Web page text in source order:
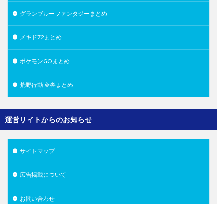
グランブルーファンタジーまとめ
メギド72まとめ
ポケモンGOまとめ
荒野行動 金券まとめ
運営サイトからのお知らせ
サイトマップ
広告掲載について
お問い合わせ